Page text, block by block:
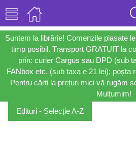
Suntem la librărie! Comenzile plasate
timp posibil. Transport GRATUIT la
prin: curier Cargus sau DPD (sub
FANbox etc. (sub taxa e 21 lei); poșta
Pentru cărți la prețuri mici vă rugăm
Mulțumim!
Edituri - Selecție A-Z